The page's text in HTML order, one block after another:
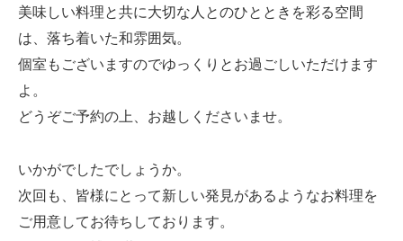
美味しい料理と共に大切な人とのひとときを彩る空間
は、落ち着いた和雰囲気。
個室もございますのでゆっくりとお過ごしいただけます
よ。
どうぞご予約の上、お越しくださいませ。
いかがでしたでしょうか。
次回も、皆様にとって新しい発見があるようなお料理を
ご用意してお待ちしております。